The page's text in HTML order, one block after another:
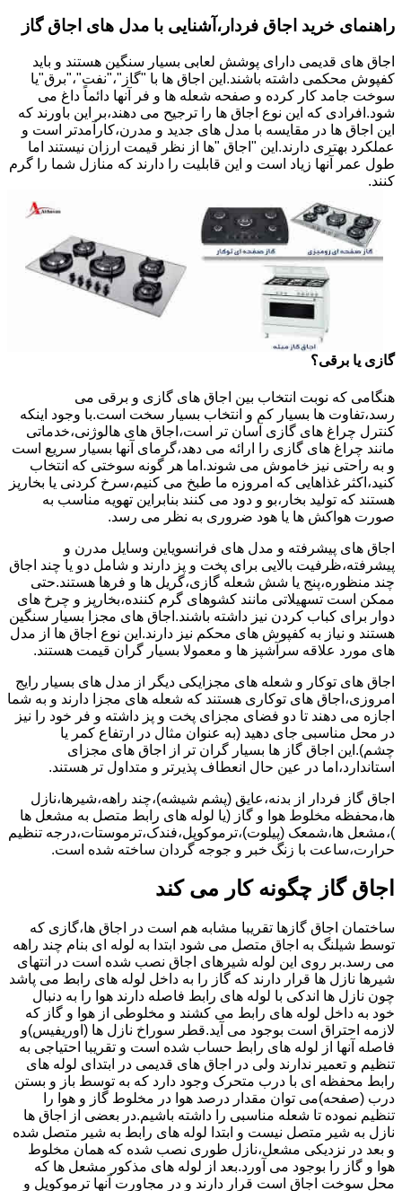
راهنمای خرید اجاق فردار،آشنایی با مدل های اجاق گاز
اجاق های قدیمی دارای پوشش لعابی بسیار سنگین هستند و باید
کفپوش محکمی داشته باشند.این اجاق ها با "گاز"،"نفت"،"برق"یا
سوخت جامد کار کرده و صفحه شعله ها و فر آنها دائماً داغ می
شود.افرادی که این نوع اجاق ها را ترجیح می دهند،بر این باورند که
این اجاق ها در مقایسه با مدل های جدید و مدرن،کارآمدتر است و
عملکرد بهتری دارند.این "اجاق "ها از نظر قیمت ارزان نیستند اما
طول عمر آنها زیاد است و این قابلیت را دارند که منازل شما را گرم
کنند.
گازی یا برقی؟
هنگامی که نوبت انتخاب بین اجاق های گازی و برقی می
رسد،تفاوت ها بسیار کم و انتخاب بسیار سخت است.با وجود اینکه
کنترل چراغ های گازی آسان تر است،اجاق های هالوژنی،خدماتی
مانند چراغ های گازی را ارائه می دهد،گرمای آنها بسیار سریع است
و به راحتی نیز خاموش می شوند.اما هر گونه سوختی که انتخاب
کنید،اکثر غذاهایی که امروزه ما طبخ می کنیم،سرخ کردنی یا بخارپز
هستند که تولید بخار،بو و دود می کنند بنابراین تهویه مناسب به
صورت هواکش ها یا هود ضروری به نظر می رسد.
اجاق های پیشرفته و مدل های فرانسویاین وسایل مدرن و
پیشرفته،ظرفیت بالایی برای پخت و پز دارند و شامل دو یا چند اجاق
چند منظوره،پنج یا شش شعله گازی،گریل ها و فرها هستند.حتی
ممکن است تسهیلاتی مانند کشوهای گرم کننده،بخارپز و چرخ های
دوار برای کباب کردن نیز داشته باشند.اجاق های مجزا بسیار سنگین
هستند و نیاز به کفپوش های محکم نیز دارند.این نوع اجاق ها از مدل
های مورد علاقه سرآشپز ها و معمولا بسیار گران قیمت هستند.
اجاق های توکار و شعله های مجزایکی دیگر از مدل های بسیار رایج
امروزی،اجاق های توکاری هستند که شعله های مجزا دارند و به شما
اجازه می دهند تا دو فضای مجزای پخت و پز داشته و فر خود را نیز
در محل مناسبی جای دهید (به عنوان مثال در ارتفاع کمر یا
چشم).این اجاق گاز ها بسیار گران تر از اجاق های مجزای
استاندارد،اما در عین حال انعطاف پذیرتر و متداول تر هستند.
اجاق گاز فردار از بدنه،عایق (پشم شیشه)،چند راهه،شیرها،نازل
ها،محفظه مخلوط هوا و گاز (یا لوله های رابط متصل به مشعل ها
)،مشعل ها،شمعک (پیلوت)،ترموکوپل،فندک،ترموستات،درجه تنظیم
حرارت،ساعت با زنگ خبر و جوجه گردان ساخته شده است.
اجاق گاز چگونه کار می کند
ساختمان اجاق گازها تقریبا مشابه هم است در اجاق ها،گازی که
توسط شیلنگ به اجاق متصل می شود ابتدا به لوله ای بنام چند راهه
می رسد.بر روی این لوله شیرهای اجاق نصب شده است در انتهای
شیرها نازل ها قرار دارند که گاز را به داخل لوله های رابط می پاشد
چون نازل ها اندکی با لوله های رابط فاصله دارند هوا را به دنبال
خود به داخل لوله های رابط می کشند و مخلوطی از هوا و گاز که
لازمه احتراق است بوجود می آید.قطر سوراخ نازل ها (اوریفیس)و
فاصله آنها از لوله های رابط حساب شده است و تقریبا احتیاجی به
تنظیم و تعمیر ندارند ولی در اجاق های قدیمی در ابتدای لوله های
رابط محفظه ای با درب متحرک وجود دارد که به توسط باز و بستن
درب (صفحه)می توان مقدار درصد هوا در مخلوط گاز و هوا را
تنظیم نموده تا شعله مناسبی را داشته باشیم.در بعضی از اجاق ها
نازل به شیر متصل نیست و ابتدا لوله های رابط به شیر متصل شده
و بعد در نزدیکی مشعل،نازل طوری نصب شده که همان مخلوط
هوا و گاز را بوجود می آورد.بعد از لوله های مذکور مشعل ها که
محل سوخت اجاق است قرار دارند و در مجاورت آنها ترموکوپل و